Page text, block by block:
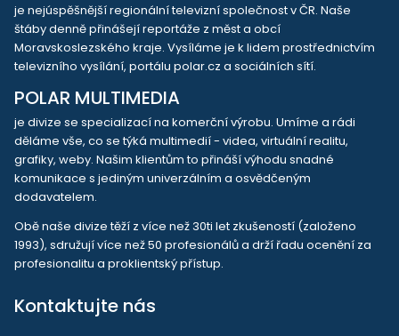
je nejúspěšnější regionální televizní společnost v ČR. Naše
štáby denně přinášejí reportáže z měst a obcí
Moravskoslezského kraje. Vysíláme je k lidem prostřednictvím
televizního vysílání, portálu polar.cz a sociálních sítí.
POLAR MULTIMEDIA
je divize se specializací na komerční výrobu. Umíme a rádi
děláme vše, co se týká multimedií - videa, virtuální realitu,
grafiky, weby. Našim klientům to přináší výhodu snadné
komunikace s jediným univerzálním a osvědčeným
dodavatelem.
Obě naše divize těží z více než 30ti let zkušeností (založeno
1993), sdružují více než 50 profesionálů a drží řadu ocenění za
profesionalitu a proklientský přístup.
Kontaktujte nás